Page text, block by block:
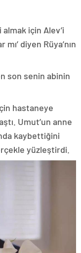
için Alev’i
diyen Rüya’nın
son senin abinin
hastaneye
Umut’un anne
kaybettiğini
yüzleştirdi.